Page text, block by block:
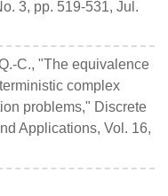
3, pp. 519-531, Jul.
C., "The equivalence
complex
problems," Discrete
Applications, Vol. 16,